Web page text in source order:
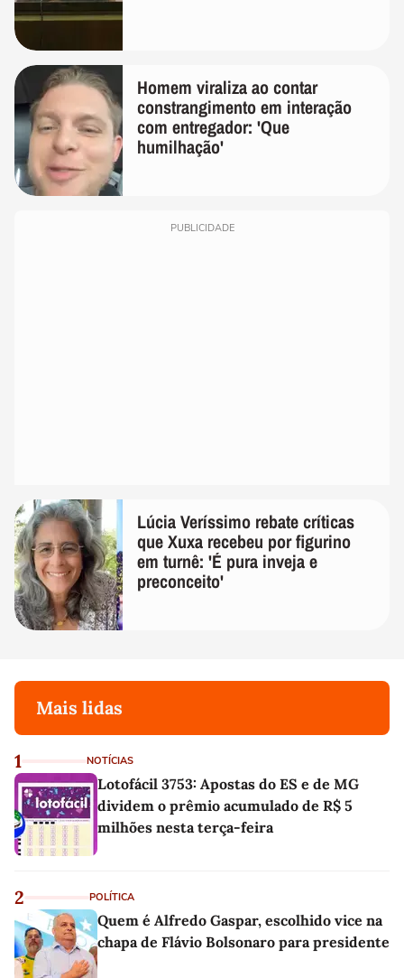
Homem viraliza ao contar
constrangimento em interação
com entregador: 'Que
humilhação'
PUBLICIDADE
Lúcia Veríssimo rebate críticas
que Xuxa recebeu por figurino
em turnê: 'É pura inveja e
preconceito'
Mais lidas
1 NOTÍCIAS
Lotofácil 3753: Apostas do ES e de MG
dividem o prêmio acumulado de R$ 5
milhões nesta terça-feira
2 POLÍTICA
Quem é Alfredo Gaspar, escolhido vice na
chapa de Flávio Bolsonaro para presidente